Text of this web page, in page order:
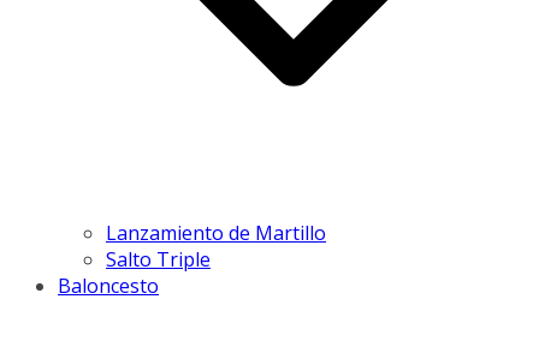
Lanzamiento de Martillo
Salto Triple
Baloncesto